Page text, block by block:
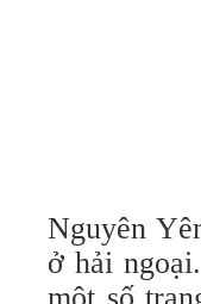
Nguyên
ở hải